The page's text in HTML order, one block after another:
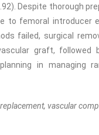
Despite thorough
to femoral introducer
failed, surgical
graft,
in managing
vascular